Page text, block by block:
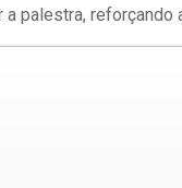
palestra, reforçando